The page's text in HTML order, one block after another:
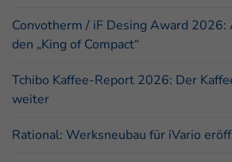
Convotherm / iF Desing Award 2026:
den „King of Compact“
Tchibo Kaffee-Report 2026: Der
weiter
Rational: Werksneubau für iVario